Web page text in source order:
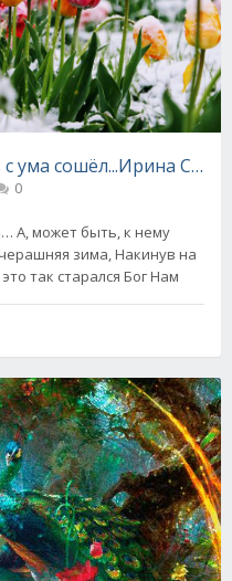
с ума сошёл...Ирина
0
А, может быть, к нему
апрель из снега шаль… А, может, это так старался Бог Нам